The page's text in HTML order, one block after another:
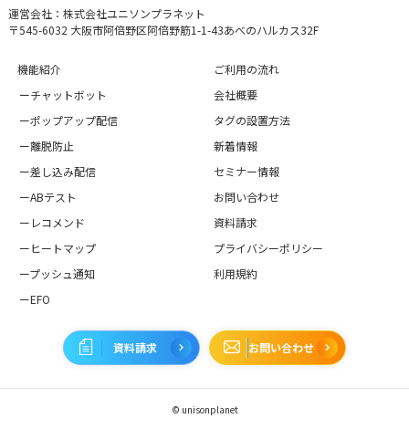
運営会社：株式会社ユニソンプラネット
〒545-6032 大阪市阿倍野区阿倍野筋1-1-43あべのハルカス32F
機能紹介
ーチャットボット
ーポップアップ配信
ー離脱防止
ー差し込み配信
ーABテスト
ーレコメンド
ーヒートマップ
ープッシュ通知
ーEFO
ご利用の流れ
会社概要
タグの設置方法
新着情報
セミナー情報
お問い合わせ
資料請求
プライバシーポリシー
利用規約
資料請求 お問い合わせ
© unisonplanet